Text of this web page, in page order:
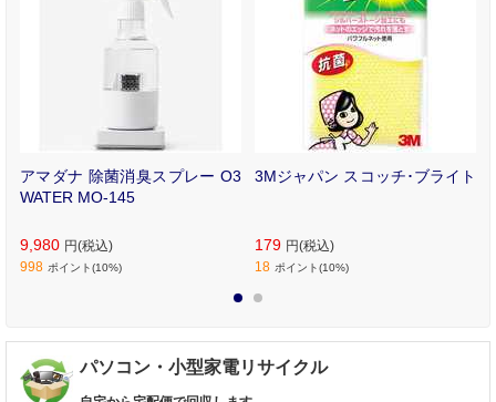
アマダナ 除菌消臭スプレー O3
WATER MO-145
9,980 円(税込)
998 ポイント(10%)
3Mジャパン スコッチ･ブライト
179 円(税込)
18 ポイント(10%)
パソコン・小型家電リサイクル